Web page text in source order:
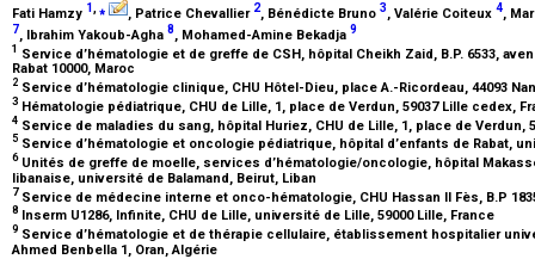
Fati Hamzy 1,⁎ , Patrice Chevallier 2, Bénédicte Bruno 3, Valérie Coiteux 4,
7, Ibrahim Yakoub-Agha 8, Mohamed-Amine Bekadja 9
1 Service d’hématologie et de greffe de CSH, hôpital Cheikh Zaid, B.P. 6533,
Rabat 10000, Maroc
2 Service d’hématologie clinique, CHU Hôtel-Dieu, place A.-Ricordeau, 44093
3 Hématologie pédiatrique, CHU de Lille, 1, place de Verdun, 59037 Lille cedex,
4 Service de maladies du sang, hôpital Huriez, CHU de Lille, 1, place de Verdun,
5 Service d’hématologie et oncologie pédiatrique, hôpital d’enfants de Rabat,
6Unités de greffe de moelle, services d’hématologie/oncologie, hôpital
libanaise, université de Balamand, Beirut, Liban
7 Service de médecine interne et onco-hématologie, CHU Hassan II Fès, B.P
8 Inserm U1286, Infinite, CHU de Lille, université de Lille, 59000 Lille, France
9 Service d’hématologie et de thérapie cellulaire, établissement hospitalier
Ahmed Benbella 1, Oran, Algérie